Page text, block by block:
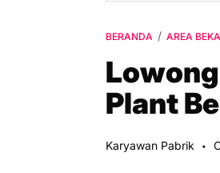
BERANDA AREA
Plant
Karyawan Pabrik